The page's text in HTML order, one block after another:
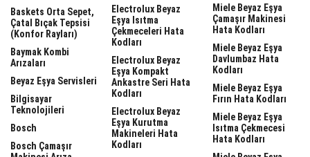
Baskets Orta Sepet,
Çatal Bıçak Tepsisi
(Konfor Rayları)
Baymak Kombi
Arızaları
Beyaz Eşya Servisleri
Bilgisayar
Teknolojileri
Bosch
Bosch Çamaşır
Electrolux Beyaz
Eşya Isıtma
Çekmeceleri Hata
Kodları
Electrolux Beyaz
Eşya Kompakt
Ankastre Seri Hata
Kodları
Electrolux Beyaz
Eşya Kurutma
Makineleri Hata
Kodları
Miele Beyaz Eşya
Çamaşır Makinesi
Hata Kodları
Miele Beyaz Eşya
Davlumbaz Hata
Kodları
Miele Beyaz Eşya
Fırın Hata Kodları
Miele Beyaz Eşya
Isıtma Çekmecesi
Hata Kodları